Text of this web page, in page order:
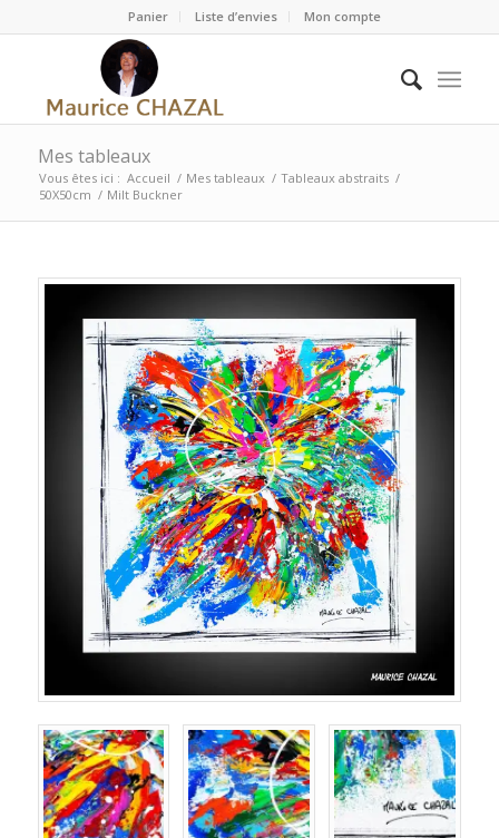
Panier Liste d’envies Mon compte
Mes tableaux
Vous êtes ici : Accueil / Mes tableaux / Tableaux abstraits /
50X50cm / Milt Buckner